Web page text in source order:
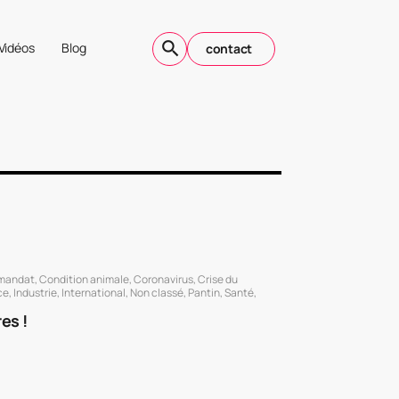
Blog contact
,Condition animale,Coronavirus,Crise du
, Industrie, International, Non classé, Pantin,Santé,
!